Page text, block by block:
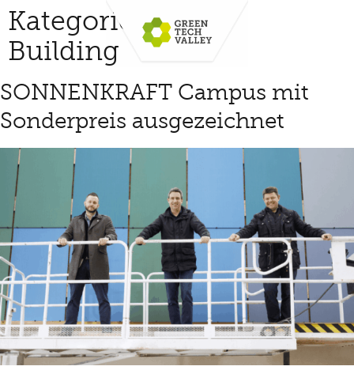
Kategorie:Green
Building
SONNENKRAFT Campus mit
Sonderpreis ausgezeichnet